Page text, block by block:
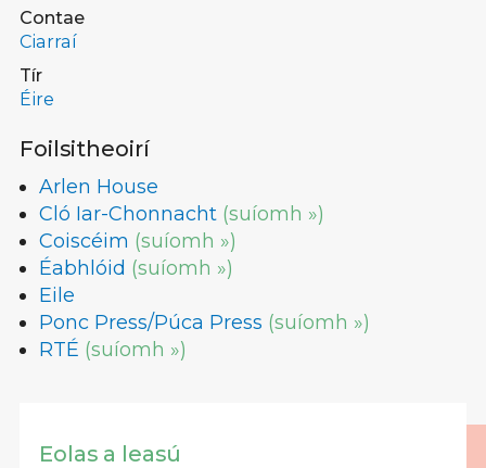
Contae
Ciarraí
Tír
Éire
Foilsitheoirí
Arlen House
Cló Iar-Chonnacht (suíomh »)
Coiscéim (suíomh »)
Éabhlóid (suíomh »)
Eile
Ponc Press/Púca Press (suíomh »)
RTÉ (suíomh »)
Eolas a leasú